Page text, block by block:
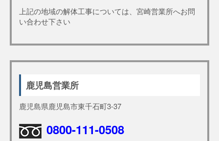
上記の地域の解体工事については、宮崎営業所へお問
い合わせ下さい
鹿児島営業所
鹿児島県鹿児島市東千石町3-37
0800-111-0508